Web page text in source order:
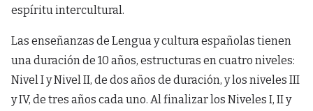
espíritu intercultural.
Las enseñanzas de Lengua y cultura españolas tienen
una duración de 10 años, estructuras en cuatro niveles:
Nivel I y Nivel II, de dos años de duración, y los niveles III
y IV, de tres años cada uno. Al finalizar los Niveles I, II y